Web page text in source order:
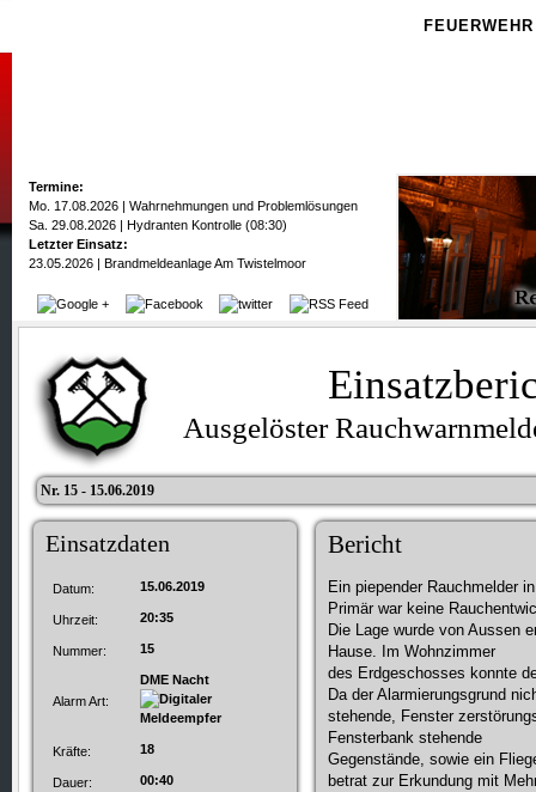
FEUERWEHR
Termine:
Mo. 17.08.2026 | Wahrnehmungen und Problemlösungen
Sa. 29.08.2026 | Hydranten Kontrolle (08:30)
Letzter Einsatz:
23.05.2026 | Brandmeldeanlage Am Twistelmoor
Ausgelöster
Nr. 15 - 15.06.2019
Einsatzdaten
Datum: 15.06.2019
Uhrzeit: 20:35
Nummer: 15
Alarm Art:
DME Nacht
Kräfte: 18
Dauer: 00:40
Bericht
Ein piepender Rauchmelder
Primär war keine
Die Lage wurde von Aussen
Hause. Im Wohnzimmer
des Erdgeschosses konnte
Da der Alarmierungsgrund
stehende, Fenster
Fensterbank stehende
Gegenstände, sowie ein
betrat zur Erkundung mit